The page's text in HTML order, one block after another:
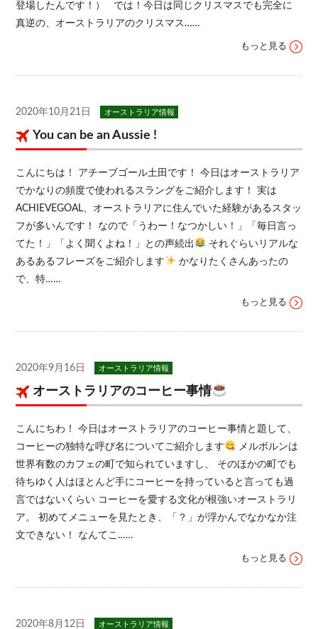
登場したんです！） では！今日は同じクリスマスでも完全に
真逆の、オーストラリアのクリスマス……
もっと見る
2020年10月21日 オーストラリア情報
You can be an Aussie !
こんにちは！ アチーブゴール土田です！ 今日はオーストラリア
でかなりの頻度で使われるスラングをご紹介します！ 実は
ACHIEVEGOAL、オーストラリアに住んでいた経験があるスタッ
フが多いんです！ なので「うわー！なつかしい！」「毎日言っ
てた！」「よく聞くよね！」との声続出
それぐらいリアルな
あるあるフレーズをご紹介します
かなりたくさんあったの
で、特……
もっと見る
2020年9月16日 オーストラリア情報
オーストラリアのコーヒー事情
こんにちわ！ 今日はオーストラリアのコーヒー事情と題して、
コーヒーの独特な呼び名についてご紹介します
メルボルンは
世界有数のカフェの町で知られていますし、 そのほかの町でも
待ちゆく人はほとんど手にコーヒーを持っていると言っても過
言ではないくらい コーヒーを愛する文化が根強いオーストラリ
ア。 初めてメニューを見たとき、「？」が浮かんでなかなか注
文できない！ なんてこ……
もっと見る
2020年8月12日 オーストラリア情報